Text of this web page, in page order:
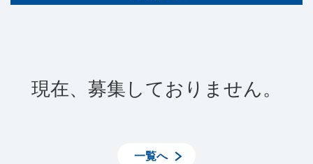
現在、募集しておりません。
一覧へ